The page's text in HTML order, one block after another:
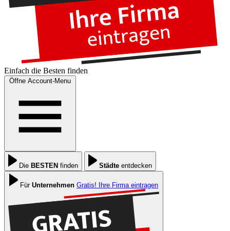
Einfach die Besten finden
Öffne Account-Menu
Die BESTEN finden Städte entdecken
Für Unternehmen Gratis! Ihre Firma eintragen